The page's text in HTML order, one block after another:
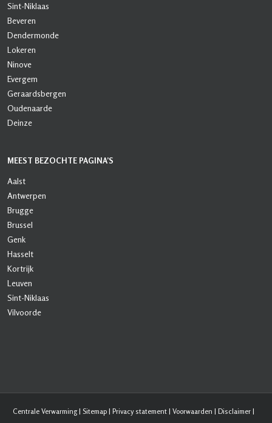
Sint-Niklaas
Beveren
Dendermonde
Lokeren
Ninove
Evergem
Geraardsbergen
Oudenaarde
Deinze
MEEST BEZOCHTE PAGINA’S
Aalst
Antwerpen
Brugge
Brussel
Genk
Hasselt
Kortrijk
Leuven
Sint-Niklaas
Vilvoorde
Centrale Verwarming| Sitemap| Privacy statement| Voorwaarden | Disclaimer|